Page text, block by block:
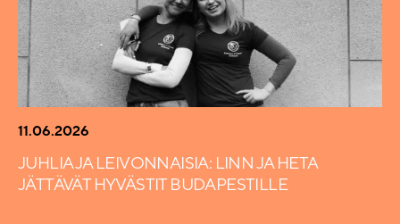
11.06.2026
JUHLIA JA LEIVONNAISIA: LINN JA HETA
JÄTTÄVÄT HYVÄSTIT BUDAPESTILLE